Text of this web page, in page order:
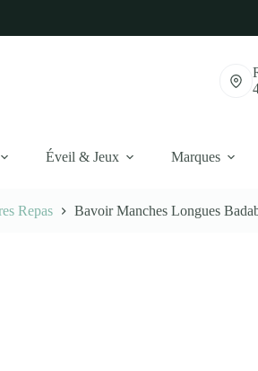
Éveil & Jeux Marques
Repas Bavoir Manches Longues